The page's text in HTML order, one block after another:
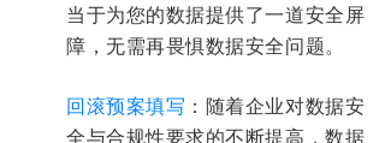
当于为您的数据提供了一道安全屏
障，无需再畏惧数据安全问题。
回滚预案填写 ：随着企业对数据安
全与合规性要求的不断提高，数据